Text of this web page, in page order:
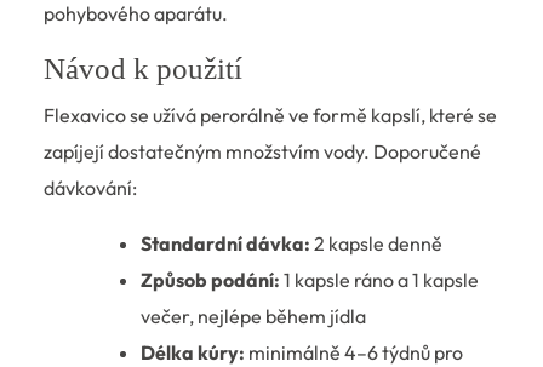
pohybového aparátu.
Návod k použití
Flexavico se užívá perorálně ve formě kapslí, které se
zapíjejí dostatečným množstvím vody. Doporučené
dávkování:
Standardní dávka: 2 kapsle denně
Způsob podání: 1 kapsle ráno a 1 kapsle
večer, nejlépe během jídla
Délka kúry: minimálně 4–6 týdnů pro